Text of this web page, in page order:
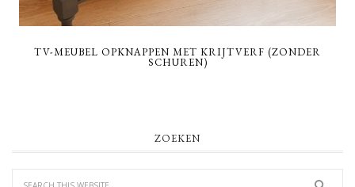
TV-MEUBEL OPKNAPPEN MET KRIJTVERF (ZONDER
SCHUREN)
ZOEKEN